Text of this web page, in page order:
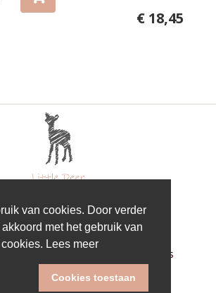
van cookies. Door verder
met het gebruik van
Lees meer
Cookies toestaan
€ 18,45
Over ons